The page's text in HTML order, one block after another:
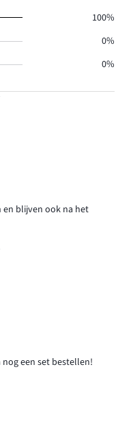
en blijven ook na het
een set bestellen!
100%
0%
0%